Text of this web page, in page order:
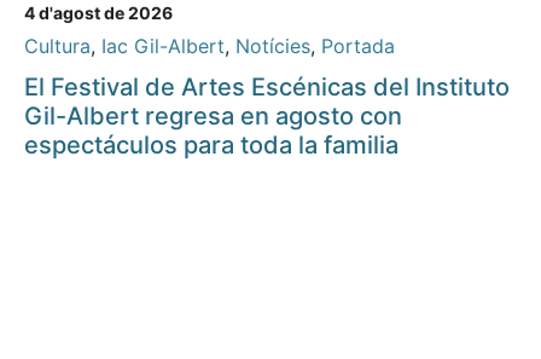
4 d'agost de 2026
Cultura, Iac Gil-Albert, Notícies, Portada
El Festival de Artes Escénicas del Instituto
Gil-Albert regresa en agosto con
espectáculos para toda la familia